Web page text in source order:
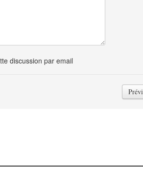
discussion par email